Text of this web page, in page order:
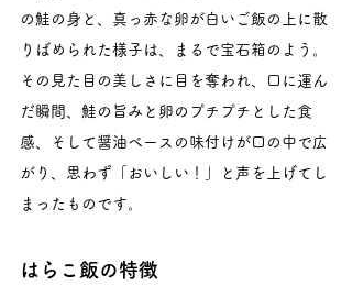
の鮭の身と、真っ赤な卵が白いご飯の上に散
りばめられた様子は、まるで宝石箱のよう。
その見た目の美しさに目を奪われ、口に運ん
だ瞬間、鮭の旨みと卵のプチプチとした食
感、そして醤油ベースの味付けが口の中で広
がり、思わず「おいしい！」と声を上げてし
まったものです。
はらこ飯の特徴